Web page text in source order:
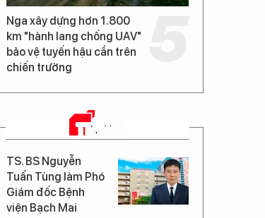
Nga xây dựng hơn 1.800
km "hành lang chống UAV"
bảo vệ tuyến hậu cần trên
chiến trường
TIN MỚI
TS. BS Nguyễn
Tuấn Tùng làm Phó
Giám đốc Bệnh
viện Bạch Mai